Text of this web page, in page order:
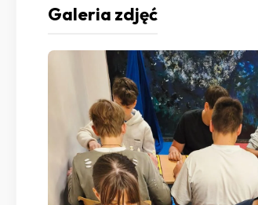
Galeria zdjęć